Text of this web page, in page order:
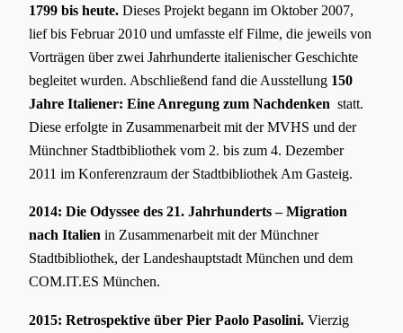
1799 bis heute. Dieses Projekt begann im Oktober 2007,
lief bis Februar 2010 und umfasste elf Filme, die jeweils von
Vorträgen über zwei Jahrhunderte italienischer Geschichte
begleitet wurden. Abschließend fand die Ausstellung 150
Jahre Italiener: Eine Anregung zum Nachdenken statt.
Diese erfolgte in Zusammenarbeit mit der MVHS und der
Münchner Stadtbibliothek vom 2. bis zum 4. Dezember
2011 im Konferenzraum der Stadtbibliothek Am Gasteig.
2014: Die Odyssee des 21. Jahrhunderts – Migration
nach Italien in Zusammenarbeit mit der Münchner
Stadtbibliothek, der Landeshauptstadt München und dem
COM.IT.ES München.
2015: Retrospektive über Pier Paolo Pasolini. Vierzig